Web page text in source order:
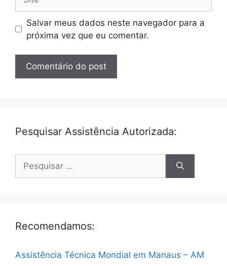
Salvar meus dados neste navegador para a
próxima vez que eu comentar.
Pesquisar Assistência Autorizada:
Pesquisar
Recomendamos:
Assistência Técnica Mondial em Manaus – AM